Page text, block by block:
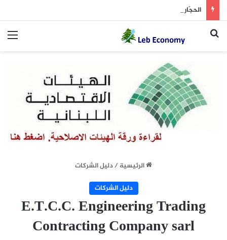
الحجّار بحث في المشاريع الإنمائية والخدماتية لطرابلس
بحث عن
الرئيسية/دليل الشركات
دليل الشركات
E.T.C.C. Engineering Trading
Contracting Company sarl